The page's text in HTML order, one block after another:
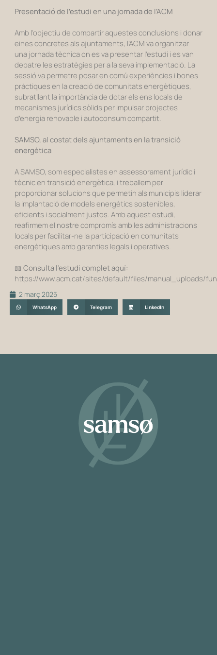
Presentació de l’estudi en una jornada de l’ACM
Amb l’objectiu de compartir aquestes conclusions i donar
eines concretes als ajuntaments, l’ACM va organitzar
una jornada tècnica on es va presentar l’estudi i es van
debatre les estratègies per a la seva implementació. La
sessió va permetre posar en comú experiències i bones
pràctiques en la creació de comunitats energètiques,
subratllant la importància de dotar els ens locals de
mecanismes jurídics sòlids per impulsar projectes
d’energia renovable i autoconsum compartit.
SAMSO, al costat dels ajuntaments en la transició
energètica
A SAMSO, som especialistes en assessorament jurídic i
tècnic en transició energètica, i treballem per
proporcionar solucions que permetin als municipis liderar
la implantació de models energètics sostenibles,
eficients i socialment justos.Amb aquest estudi,
reafirmem el nostre compromís amb les administracions
locals per facilitar-ne la participació en comunitats
energètiques amb garanties legals i operatives.
📖 Consulta l’estudi complet aquí:
https://www.acm.cat/sites/default/files/manual_uploads/
2 març 2025
WhatsApp Telegram LinkedIn